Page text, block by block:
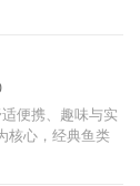
便携、趣味与实
核心，经典鱼类